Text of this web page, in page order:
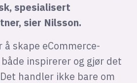
spesialisert
sier Nilsson.
skape eCommerce-
inspirerer og gjør det
handler ikke bare om